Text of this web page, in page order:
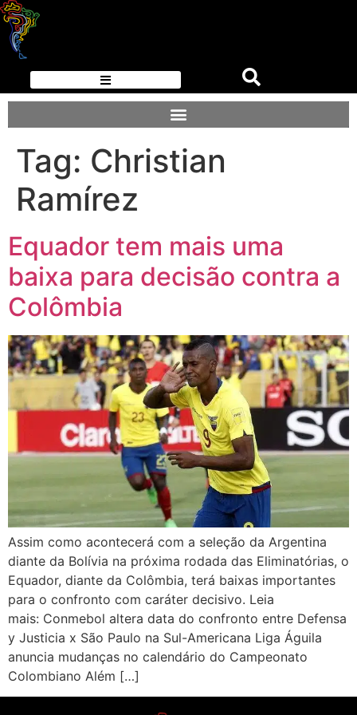
Tag: Christian
Ramírez
Equador tem mais uma
baixa para decisão contra a
Colômbia
Assim como acontecerá com a seleção da Argentina
diante da Bolívia na próxima rodada das Eliminatórias, o
Equador, diante da Colômbia, terá baixas importantes
para o confronto com caráter decisivo. Leia
mais: Conmebol altera data do confronto entre Defensa
y Justicia x São Paulo na Sul-Americana Liga Águila
anuncia mudanças no calendário do Campeonato
Colombiano Além […]